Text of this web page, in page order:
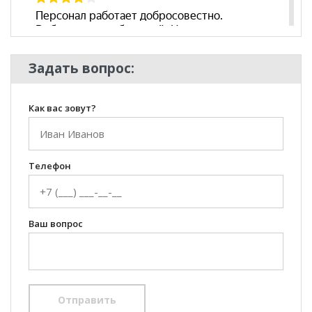
Задать вопрос:
Как вас зовут?
Телефон
Ваш вопрос
Отправить